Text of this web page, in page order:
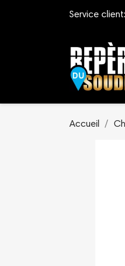
Service client:
Accueil